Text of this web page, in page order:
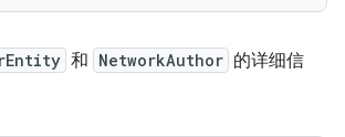
和 NetworkAuthor 的详细信